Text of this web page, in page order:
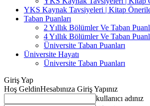
YKS Kaynak Tavsiyeleri | Kitap
Taban Puanları
2 Yıllık Bölümler Ve Taban
4 Yıllık Bölümler Ve Taban
Üniversite Taban Puanları
Üniversite Hayatı
Üniversite Taban Puanları
Giriş Yap
Hoş GeldinHesabınıza Giriş Yapınız
kullanıcı adınız